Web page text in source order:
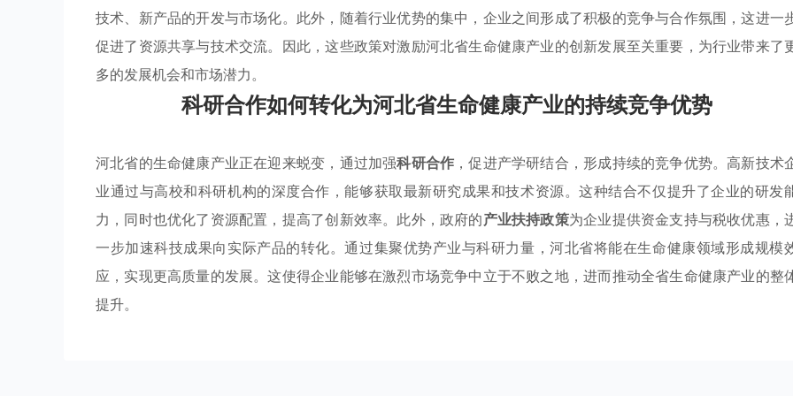
技术、新产品的开发与市场化。此外，随着行业优势的集中，企业之间形成了积极的竞争与合作氛围，这进一
促进了资源共享与技术交流。因此，这些政策对激励河北省生命健康产业的创新发展至关重要，为行业带来了
多的发展机会和市场潜力。
科研合作如何转化为河北省生命健康产业的持续竞争优势
河北省的生命健康产业正在迎来蜕变，通过加强科研合作 ，促进产学研结合，形成持续的竞争优势。高新技术
业通过与高校和科研机构的深度合作，能够获取最新研究成果和技术资源。这种结合不仅提升了企业的研发
力，同时也优化了资源配置，提高了创新效率。此外，政府的产业扶持政策为企业提供资金支持与税收优惠，
一步加速科技成果向实际产品的转化。通过集聚优势产业与科研力量，河北省将能在生命健康领域形成规模
应，实现更高质量的发展。这使得企业能够在激烈市场竞争中立于不败之地，进而推动全省生命健康产业的整
提升。